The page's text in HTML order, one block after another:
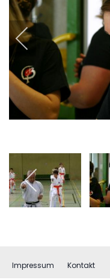
Impressum Kontakt